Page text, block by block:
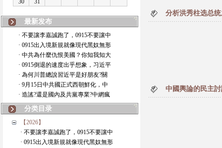
最新发布
· 不要讓李嘉誠跑了，0915不要讓中
· 0915出入境新規就像現代黑奴無形
· 中共為什麼仇恨美國？你知我知大
· 0915倒退的速度出乎想象，习近平
· 為何川普總說習近平是好朋友?關
· 9月15日中共國正式西朝鮮化，中
· 造謠?還是國內及共黨專業?中網瘋
分类目录
【2026】
· 不要讓李嘉誠跑了，0915不要讓中
· 0915出入境新規就像現代黑奴無形
分析洪秀柱选总
中國輿論的民主